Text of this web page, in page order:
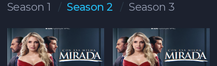
Season 1 Season 2 Season 3